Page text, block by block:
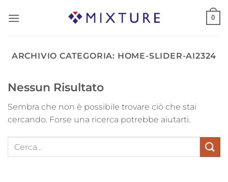
0
ARCHIVIO CATEGORIA: HOME-SLIDER-AI2324
Nessun Risultato
Sembra che non è possibile trovare ciò che stai
cercando. Forse una ricerca potrebbe aiutarti.